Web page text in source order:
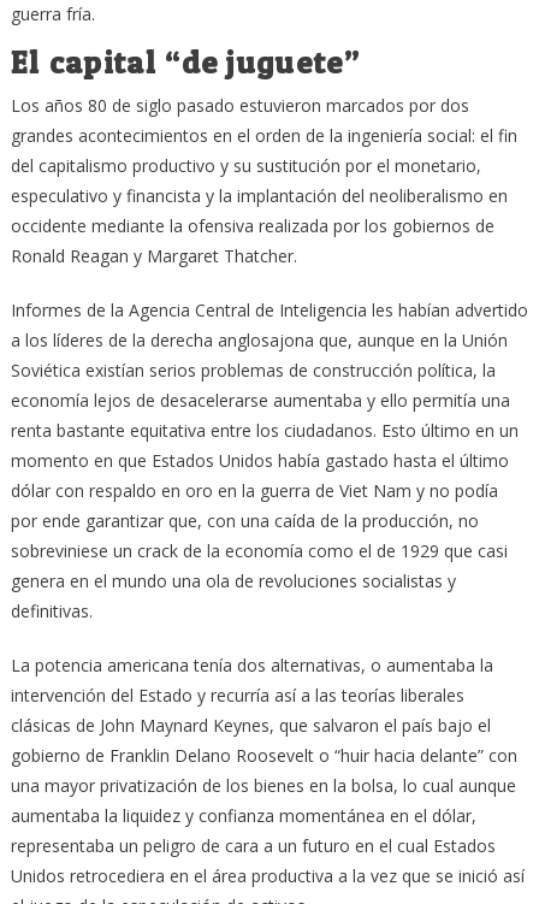
guerra fría.
El capital “de juguete”
Los años 80 de siglo pasado estuvieron marcados por dos
grandes acontecimientos en el orden de la ingeniería social: el fin
del capitalismo productivo y su sustitución por el monetario,
especulativo y financista y la implantación del neoliberalismo en
occidente mediante la ofensiva realizada por los gobiernos de
Ronald Reagan y Margaret Thatcher.
Informes de la Agencia Central de Inteligencia les habían advertido
a los líderes de la derecha anglosajona que, aunque en la Unión
Soviética existían serios problemas de construcción política, la
economía lejos de desacelerarse aumentaba y ello permitía una
renta bastante equitativa entre los ciudadanos. Esto último en un
momento en que Estados Unidos había gastado hasta el último
dólar con respaldo en oro en la guerra de Viet Nam y no podía
por ende garantizar que, con una caída de la producción, no
sobreviniese un crack de la economía como el de 1929 que casi
genera en el mundo una ola de revoluciones socialistas y
definitivas.
La potencia americana tenía dos alternativas, o aumentaba la
intervención del Estado y recurría así a las teorías liberales
clásicas de John Maynard Keynes, que salvaron el país bajo el
gobierno de Franklin Delano Roosevelt o “huir hacia delante” con
una mayor privatización de los bienes en la bolsa, lo cual aunque
aumentaba la liquidez y confianza momentánea en el dólar,
representaba un peligro de cara a un futuro en el cual Estados
Unidos retrocediera en el área productiva a la vez que se inició así